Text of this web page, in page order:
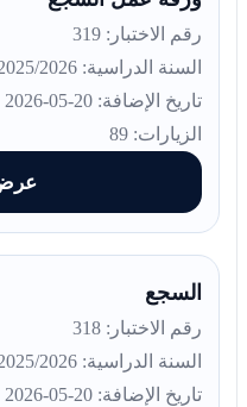
رقم الاختبار: 319
السنة الدراسية: 2025/2026
تاريخ الإضافة: 20-05-2026
الزيارات: 89
عرض
السجع
رقم الاختبار: 318
السنة الدراسية: 2025/2026
تاريخ الإضافة: 20-05-2026